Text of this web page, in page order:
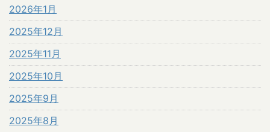
2026年1月
2025年12月
2025年11月
2025年10月
2025年9月
2025年8月